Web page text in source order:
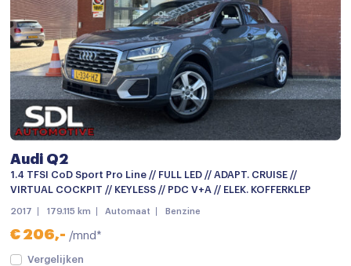
Audi Q2
1.4 TFSI CoD Sport Pro Line // FULL LED // ADAPT. CRUISE //
VIRTUAL COCKPIT // KEYLESS // PDC V+A // ELEK. KOFFERKLEP
2017 179.115 km Automaat Benzine
€ 206,- /mnd*
Vergelijken